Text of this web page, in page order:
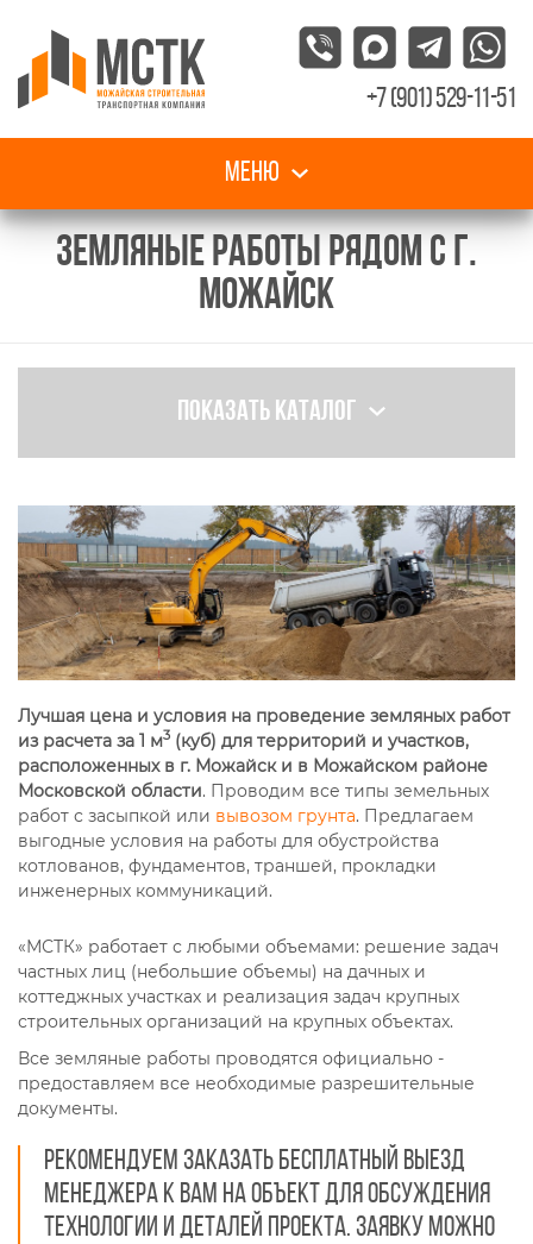
+7 (901) 529-11-51
Меню
ЗЕМЛЯНЫЕ РАБОТЫ РЯДОМ С Г.
МОЖАЙСК
Показать каталог
Лучшая цена и условия на проведение земляных работ
из расчета за 1 м3 (куб) для территорий и участков,
расположенных в г. Можайск и в Можайском районе
Московской области. Проводим все типы земельных
работ с засыпкой или вывозом грунта. Предлагаем
выгодные условия на работы для обустройства
котлованов, фундаментов, траншей, прокладки
инженерных коммуникаций.
«МСТК» работает с любыми объемами: решение задач
частных лиц (небольшие объемы) на дачных и
коттеджных участках и реализация задач крупных
строительных организаций на крупных объектах.
Все земляные работы проводятся официально -
предоставляем все необходимые разрешительные
документы.
Рекомендуем заказать бесплатный выезд
менеджера к вам на объект для обсуждения
технологии и деталей проекта. Заявку можно